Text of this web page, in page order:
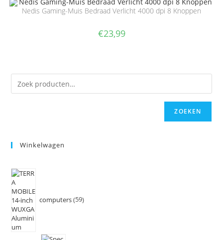
Nedis Gaming-Muis Bedraad Verlicht 4000 dpi 8 Knoppen
€23,99
ZOEKEN
Winkelwagen
computers 59